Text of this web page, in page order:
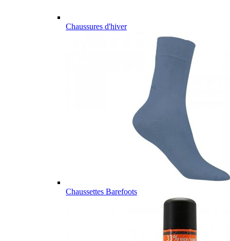
Chaussures d'hiver
Chaussettes Barefoots